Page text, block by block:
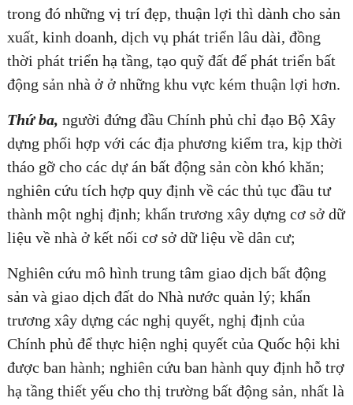
trong đó những vị trí đẹp, thuận lợi thì dành cho sản
xuất, kinh doanh, dịch vụ phát triển lâu dài, đồng
thời phát triển hạ tầng, tạo quỹ đất để phát triển bất
động sản nhà ở ở những khu vực kém thuận lợi hơn.
Thứ ba, người đứng đầu Chính phủ chỉ đạo Bộ Xây
dựng phối hợp với các địa phương kiểm tra, kịp thời
tháo gỡ cho các dự án bất động sản còn khó khăn;
nghiên cứu tích hợp quy định về các thủ tục đầu tư
thành một nghị định; khẩn trương xây dựng cơ sở dữ
liệu về nhà ở kết nối cơ sở dữ liệu về dân cư;
Nghiên cứu mô hình trung tâm giao dịch bất động
sản và giao dịch đất do Nhà nước quản lý; khẩn
trương xây dựng các nghị quyết, nghị định của
Chính phủ để thực hiện nghị quyết của Quốc hội khi
được ban hành; nghiên cứu ban hành quy định hỗ trợ
hạ tầng thiết yếu cho thị trường bất động sản, nhất là
ĐĂNG KÝ TƯ VẤN MIỄN PHÍ
HOÀN THÀNH
Đăng ký tư vấn trực tiếp 24/7: